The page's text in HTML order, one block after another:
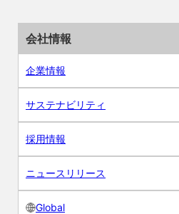
会社情報
企業情報
サステナビリティ
採用情報
ニュースリリース
Global